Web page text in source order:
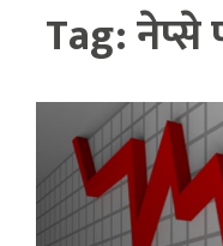
Tag:नेप्से